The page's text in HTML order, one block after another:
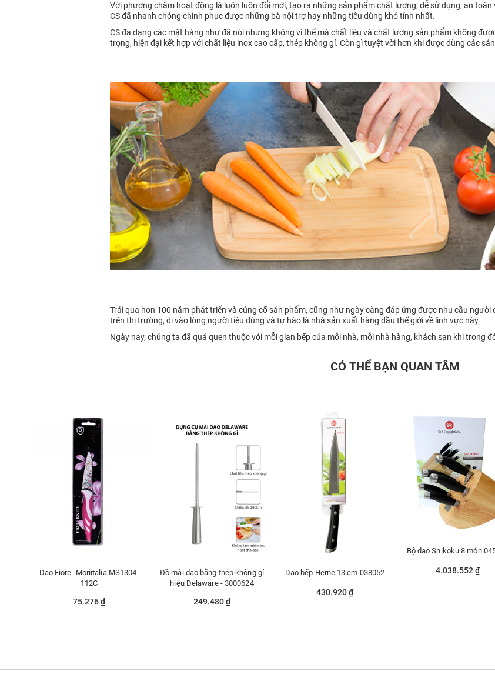
Với phương châm hoạt động là luôn luôn đổi mới, tạo ra những sản phẩm chất lượng, dễ sử dụng, an
CS đã nhanh chóng chinh phục được những bà nội trợ hay những tiêu dùng khó tính nhất.
CS đa dạng các mặt hàng như đã nói nhưng không vì thế mà chất liệu và chất lượng sản phẩm không
trọng, hiện đại kết hợp với chất liệu inox cao cấp, thép không gỉ. Còn gì tuyệt vời hơn khi được dùng các
Trải qua hơn 100 năm phát triển và củng cố sản phẩm, cũng như ngày càng đáp ứng được nhu cầu
trên thị trường, đi vào lòng người tiêu dùng và tự hào là nhà sản xuất hàng đầu thế giới về lĩnh vực này.
Ngày nay, chúng ta đã quá quen thuộc với mỗi gian bếp của mỗi nhà, mỗi nhà hàng, khách sạn khi trong
CÓ THỂ BẠN QUAN TÂM
Dao Fiore- Moriitalia MS1304-
112C
75.276 ₫
Đồ mài dao bằng thép không gỉ
hiệu Delaware - 3000624
249.480 ₫
Dao bếp Herne 13 cm 038052
430.920 ₫
Bộ dao Shikoku 8 món
4.038.552 ₫